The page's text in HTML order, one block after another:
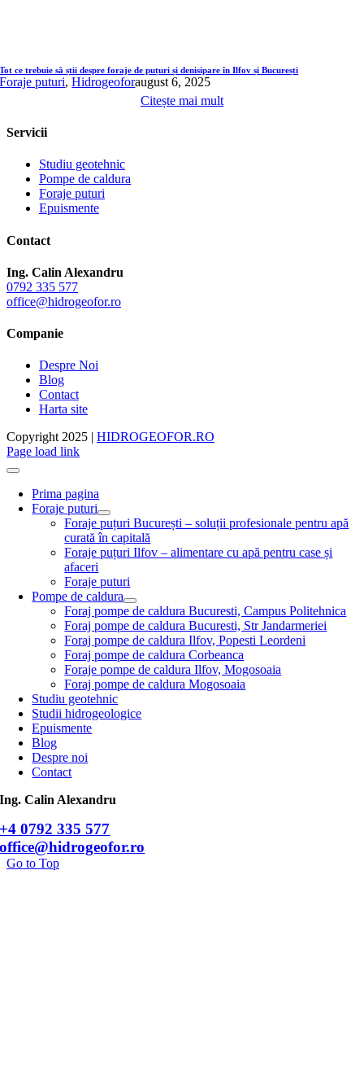
Tot ce trebuie să știi despre foraje de puțuri și denisipare în Ilfov și București
Foraje puturi,Hidrogeoforaugust 6, 2025
Citește mai mult
Servicii
Studiu geotehnic
Pompe de caldura
Foraje puturi
Epuismente
Contact
Ing. Calin Alexandru
0792 335 577
office@hidrogeofor.ro
Companie
Despre Noi
Blog
Contact
Harta site
Copyright 2025 | HIDROGEOFOR.RO
Page load link
Prima pagina
Foraje puturi
Foraje puțuri București – soluții profesionale pentru apă
curată în capitală
Foraje puțuri Ilfov – alimentare cu apă pentru case și
afaceri
Foraje puturi
Pompe de caldura
Foraj pompe de caldura Bucuresti, Campus Politehnica
Foraj pompe de caldura Bucuresti, Str Jandarmeriei
Foraj pompe de caldura Ilfov, Popesti Leordeni
Foraj pompe de caldura Corbeanca
Foraje pompe de caldura Ilfov, Mogosoaia
Foraj pompe de caldura Mogosoaia
Studiu geotehnic
Studii hidrogeologice
Epuismente
Blog
Despre noi
Contact
Ing. Calin Alexandru
+4 0792 335 577
office@hidrogeofor.ro
Go to Top